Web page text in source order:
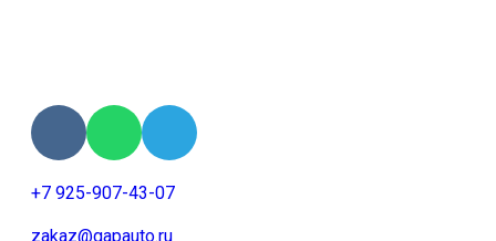
+7 925-907-43-07
zakaz@gapauto.ru